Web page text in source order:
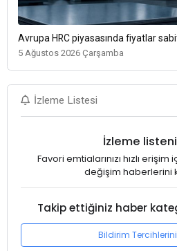
Avrupa HRC piyasasında fiyatlar
5 Ağustos 2026 Çarşamba
İzleme Listesi
İzleme
Favori emtialarınızı hızlı
değişim haberlerini
Takip ettiğiniz haber
Bildirim